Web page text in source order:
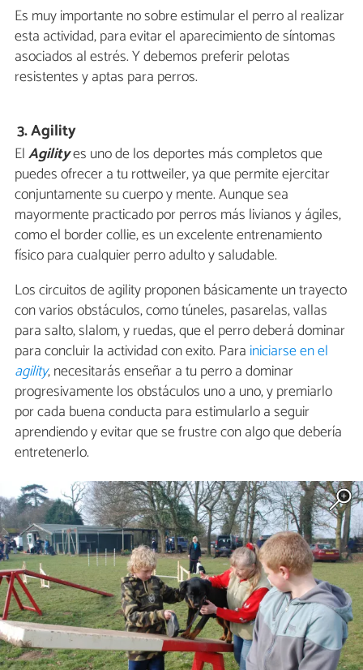
Es muy importante no sobre estimular el perro al realizar
esta actividad, para evitar el aparecimiento de síntomas
asociados al estrés. Y debemos preferir pelotas
resistentes y aptas para perros.
3. Agility
ElAgilityes uno de los deportes más completos que
puedes ofrecer a tu rottweiler, ya que permite ejercitar
conjuntamente su cuerpo y mente. Aunque sea
mayormente practicado por perros más livianos y ágiles,
como el border collie, es un excelente entrenamiento
físico para cualquier perro adulto y saludable.
Los circuitos de agility proponen básicamente un trayecto
con varios obstáculos, como túneles, pasarelas, vallas
para salto, slalom, y ruedas, que el perro deberá dominar
para concluir la actividad con exito. Para iniciarse en el
agility, necesitarás enseñar a tu perro a dominar
progresivamente los obstáculos uno a uno, y premiarlo
por cada buena conducta para estimularlo a seguir
aprendiendo y evitar que se frustre con algo que debería
entretenerlo.